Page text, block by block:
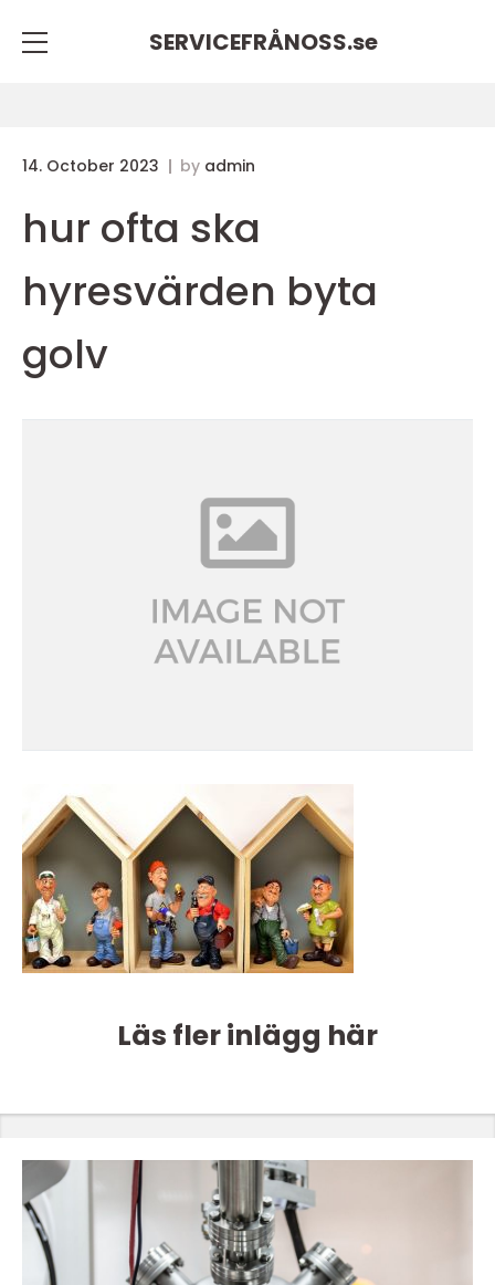
SERVICEFRÅNOSS.se
14. October 2023 by admin
hur ofta ska
hyresvärden byta
golv
Läs fler inlägg här